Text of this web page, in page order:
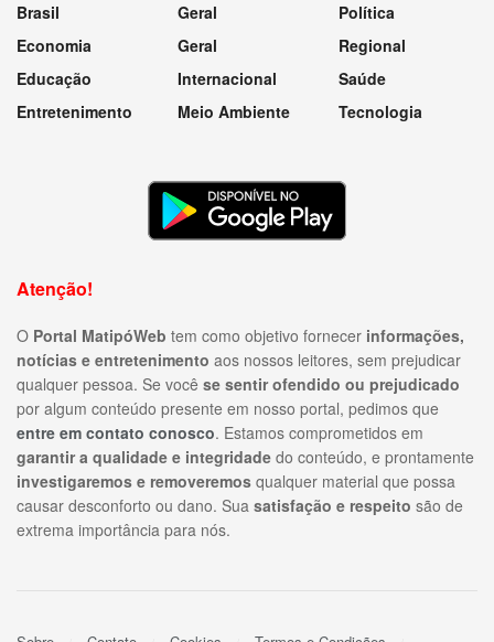
Brasil
Economia
Educação
Entretenimento
Geral
Geral
Internacional
Meio Ambiente
Política
Regional
Saúde
Tecnologia
Atenção!
O Portal MatipóWeb tem como objetivo fornecer informações,
notícias e entretenimento aos nossos leitores, sem prejudicar
qualquer pessoa. Se você se sentir ofendido ou prejudicado
por algum conteúdo presente em nosso portal, pedimos que
entre em contato conosco. Estamos comprometidos em
garantir a qualidade e integridade do conteúdo, e prontamente
investigaremos e removeremos qualquer material que possa
causar desconforto ou dano. Sua satisfação e respeito são de
extrema importância para nós.